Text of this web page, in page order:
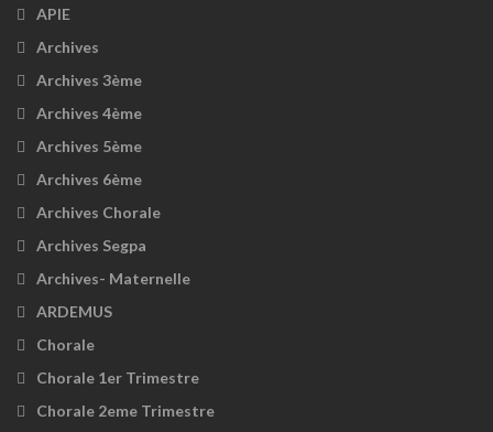
APIE
Archives
Archives 3ème
Archives 4ème
Archives 5ème
Archives 6ème
Archives Chorale
Archives Segpa
Archives- Maternelle
ARDEMUS
Chorale
Chorale 1er Trimestre
Chorale 2eme Trimestre